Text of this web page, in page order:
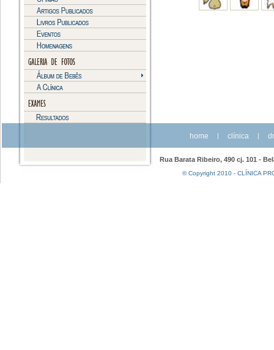
home | clínica |
Rua Barata Ribeiro, 490 cj. 101 -
© Copyright 2010 - CLÍNICA